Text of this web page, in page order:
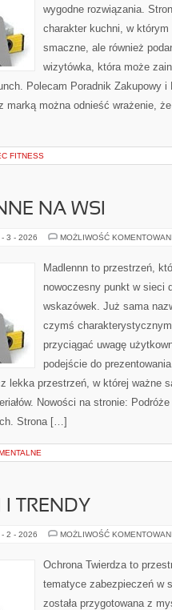
wygodne rozwiązania.
charakter kuchni, w
smaczne, ale również
wizytówka, która może
Polecam Poradnik Zakupowy
marką można odnieść wrażenie,
FITNESS
NA WSI
- 3 - 2026 MOŻLIWOŚĆ
Madlennn to przestrzeń,
nowoczesny punkt w sieci
wskazówek. Już sama
czymś
przyciągać uwagę
podejście do
lekka przestrzeń, w której ważne
Nowości na stronie:
Strona […]
TRENDY
- 2 - 2026 MOŻLIWOŚĆ
Ochrona Twierdza to
tematyce zabezpieczeń w
została przygotowana z